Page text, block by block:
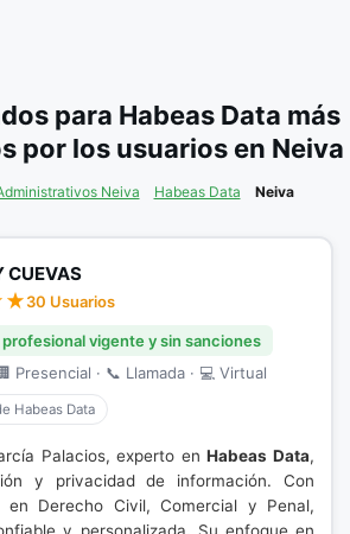
para Habeas Data más
por los usuarios en Neiva
Neiva Habeas Data Neiva
CUEVAS
30 Usuarios
vigente y sin sanciones
Presencial · 📞 Llamada · 💻 Virtual
Habeas Data
Palacios, experto enHabeas Data,
y privacidad de información. Con
en Derecho Civil, Comercial y Penal,